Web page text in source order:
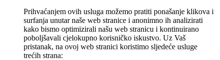
Prihvaćanjem ovih usluga možemo pratiti ponašanje klikova i
surfanja unutar naše web stranice i anonimno ih analizirati
kako bismo optimizirali našu web stranicu i kontinuirano
poboljšavali cjelokupno korisničko iskustvo. Uz Vaš
pristanak, na ovoj web stranici koristimo sljedeće usluge
trećih strana: